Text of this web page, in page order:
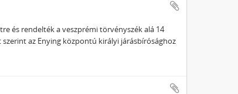
és rendelték a veszprémi törvényszék alá 14
az Enying központú királyi járásbírósághoz